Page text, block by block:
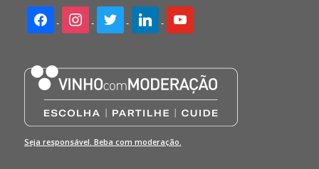
facebook2instagramtwitter linkedin youtube
Seja responsável. Beba com moderação.